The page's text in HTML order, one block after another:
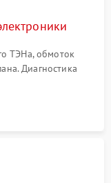
ТЭНа, обмоток
Диагностика
мутности,
управления.